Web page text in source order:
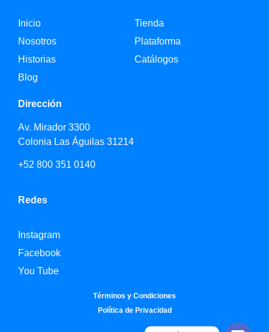
Inicio
Nosotros
Historias
Blog
Tienda
Plataforma
Catálogos
Dirección
Av. Mirador 3300
Colonia Las Águilas 31214
+52 800 351 0140
Redes
Instagram
Facebook
You Tube
Términos y Condiciones
Política de Privacidad